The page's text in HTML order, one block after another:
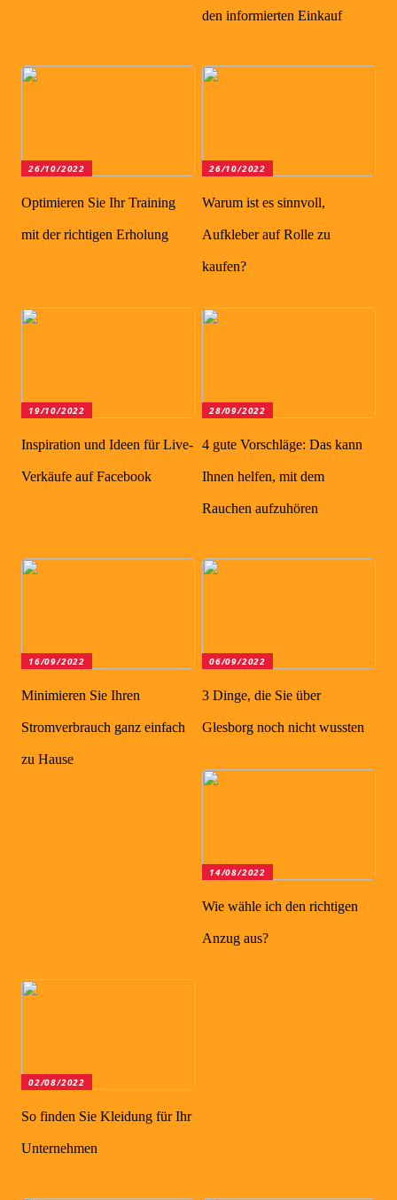
den informierten Einkauf
26/10/2022
Optimieren Sie Ihr Training
mit der richtigen Erholung
26/10/2022
Warum ist es sinnvoll,
Aufkleber auf Rolle zu
kaufen?
19/10/2022
Inspiration und Ideen für Live-
Verkäufe auf Facebook
28/09/2022
4 gute Vorschläge: Das kann
Ihnen helfen, mit dem
Rauchen aufzuhören
16/09/2022
Minimieren Sie Ihren
Stromverbrauch ganz einfach
zu Hause
06/09/2022
3 Dinge, die Sie über
Glesborg noch nicht wussten
14/08/2022
Wie wähle ich den richtigen
Anzug aus?
02/08/2022
So finden Sie Kleidung für Ihr
Unternehmen